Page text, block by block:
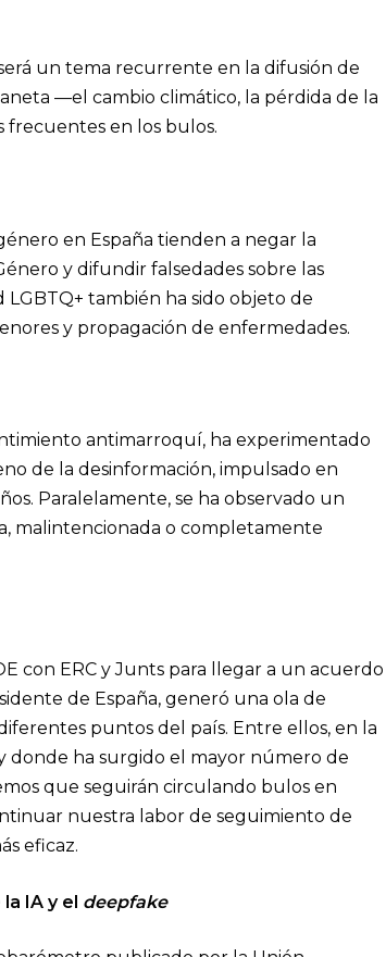
un tema recurrente en la difusión de
—el cambio climático, la pérdida de la
frecuentes en los bulos.
en España tienden a negar la
y difundir falsedades sobre las
también ha sido objeto de
y propagación de enfermedades.
antimarroquí, ha experimentado
de la desinformación, impulsado en
Paralelamente, se ha observado un
malintencionada o completamente
con ERC y Junts para llegar a un acuerdo
de España, generó una ola de
puntos del país. Entre ellos, en la
donde ha surgido el mayor número de
que seguirán circulando bulos en
nuestra labor de seguimiento de
eficaz.
IA y el deepfake